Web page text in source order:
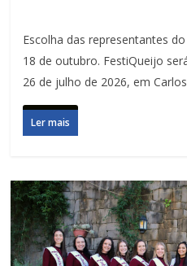
Escolha das representantes
18 de outubro. FestiQueijo
26 de julho de 2026, em
Ler mais